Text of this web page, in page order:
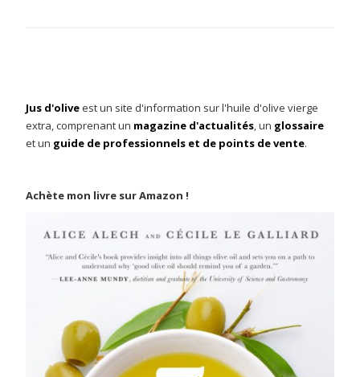
Jus d'oliveest un site d'information sur l'huile d'olive vierge
extra, comprenant un magazine d'actualités , un glossaire
et un guide de professionnels et de points de vente.
Achète mon livre sur Amazon !